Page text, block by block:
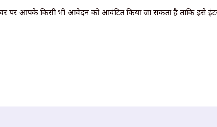
पर आपके किसी भी आवेदन को आवंटित किया जा सकता है ताकि इसे